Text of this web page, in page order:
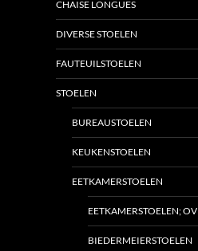
CHAISE LONGUES
DIVERSE STOELEN
FAUTEUILSTOELEN
STOELEN
BUREAUSTOELEN
KEUKENSTOELEN
EETKAMERSTOELEN
EETKAMERSTOELEN;
BIEDERMEIERSTOELEN